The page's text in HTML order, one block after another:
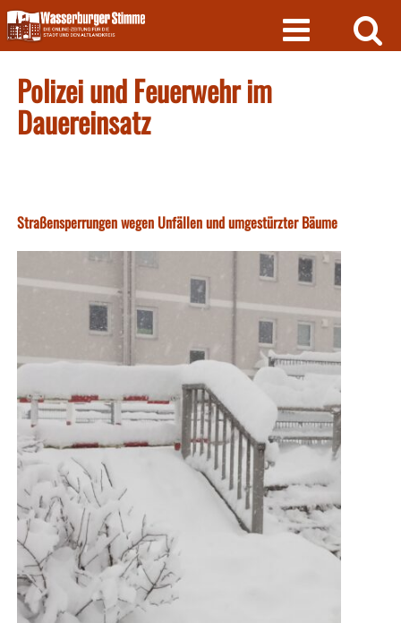
Skip
to
content
Polizei und Feuerwehr im
Dauereinsatz
Straßensperrungen wegen Unfällen und umgestürzter Bäume